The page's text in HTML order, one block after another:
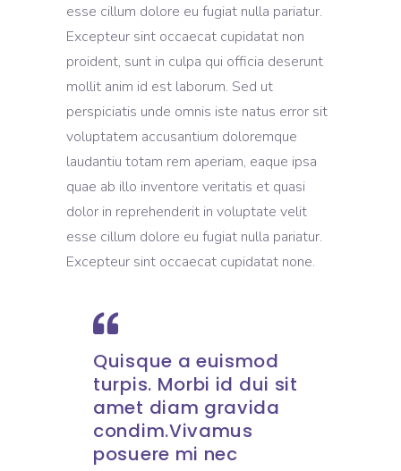
esse cillum dolore eu fugiat nulla pariatur.
Excepteur sint occaecat cupidatat non
proident, sunt in culpa qui officia deserunt
mollit anim id est laborum. Sed ut
perspiciatis unde omnis iste natus error sit
voluptatem accusantium doloremque
laudantiu totam rem aperiam, eaque ipsa
quae ab illo inventore veritatis et quasi
dolor in reprehenderit in voluptate velit
esse cillum dolore eu fugiat nulla pariatur.
Excepteur sint occaecat cupidatat none.
Quisque a euismod
turpis. Morbi id dui sit
amet diam gravida
condim.Vivamus
posuere mi nec